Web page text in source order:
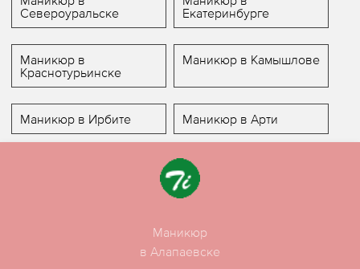
Североуральске
Екатеринбурге
Маникюр в
Краснотурьинске
Маникюр в Камышлове
Маникюр в Ирбите Маникюр в Арти
Маникюр
в Алапаевске